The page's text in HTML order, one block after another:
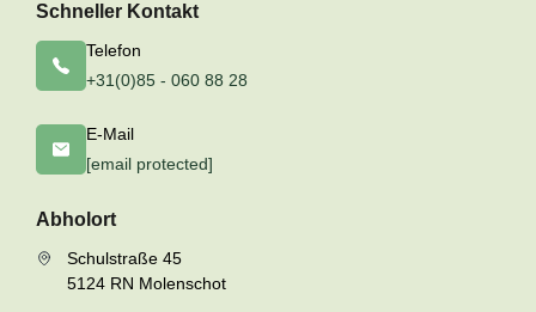
Schneller Kontakt
Telefon
+31(0)85 - 060 88 28
E-Mail
[email protected]
Abholort
Schulstraße 45
5124 RN Molenschot